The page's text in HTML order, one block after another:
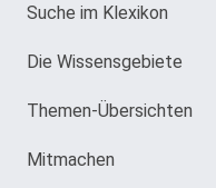
Suche im Klexikon
Die Wissensgebiete
Themen-Übersichten
Mitmachen